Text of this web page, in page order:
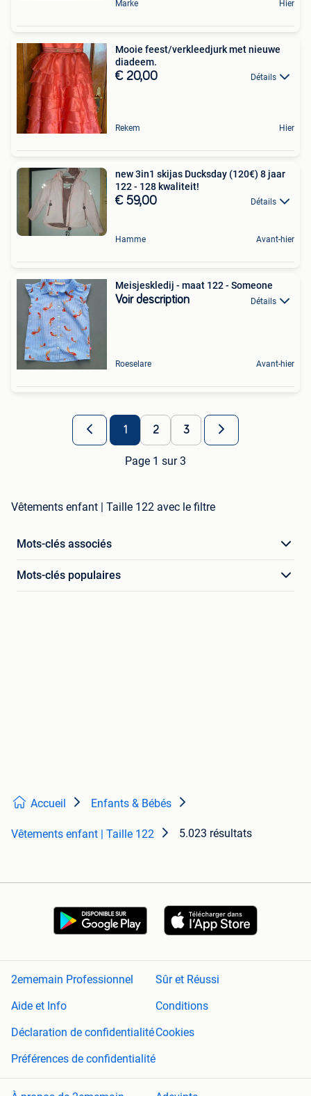
Marke Hier
Mooie feest/verkleedjurk met nieuwe
diadeem.
€ 20,00 Détails
Rekem Hier
new 3in1 skijas Ducksday (120€) 8 jaar
122 - 128 kwaliteit!
€ 59,00 Détails
Hamme Avant-hier
Meisjeskledij - maat 122 - Someone
Voir description Détails
Roeselare Avant-hier
1 2 3
Page 1 sur 3
Vêtements enfant | Taille 122 avec le filtre
Mots-clés associés
Mots-clés populaires
Accueil Enfants & Bébés
Vêtements enfant | Taille 122 5.023 résultats
2ememain Professionnel
Sûr et Réussi
Aide et Info
Conditions
Déclaration de confidentialitéCookies
Préférences de confidentialité